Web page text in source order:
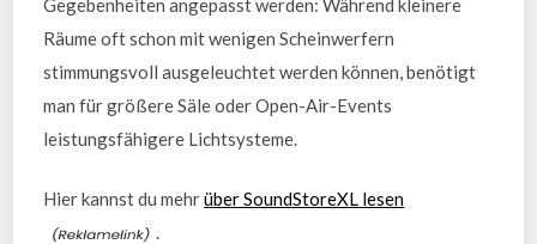
Räume oft schon mit wenigen Scheinwerfern
stimmungsvoll ausgeleuchtet werden können, benötigt
man für größere Säle oder Open-Air-Events
leistungsfähigere Lichtsysteme.
Hier kannst du mehrüber SoundStoreXL lesen
.